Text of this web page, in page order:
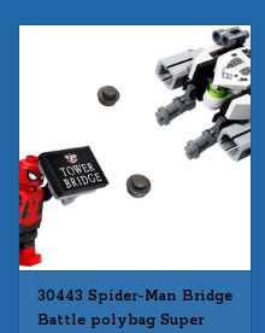
30443 Spider-Man Bridge
Battle polybag Super